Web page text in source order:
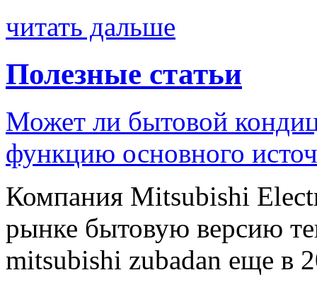
читать дальше
Полезные статьи
Может ли бытовой
функцию основного
Компания Mitsubishi
рынке бытовую версию
mitsubishi zubadan еще в